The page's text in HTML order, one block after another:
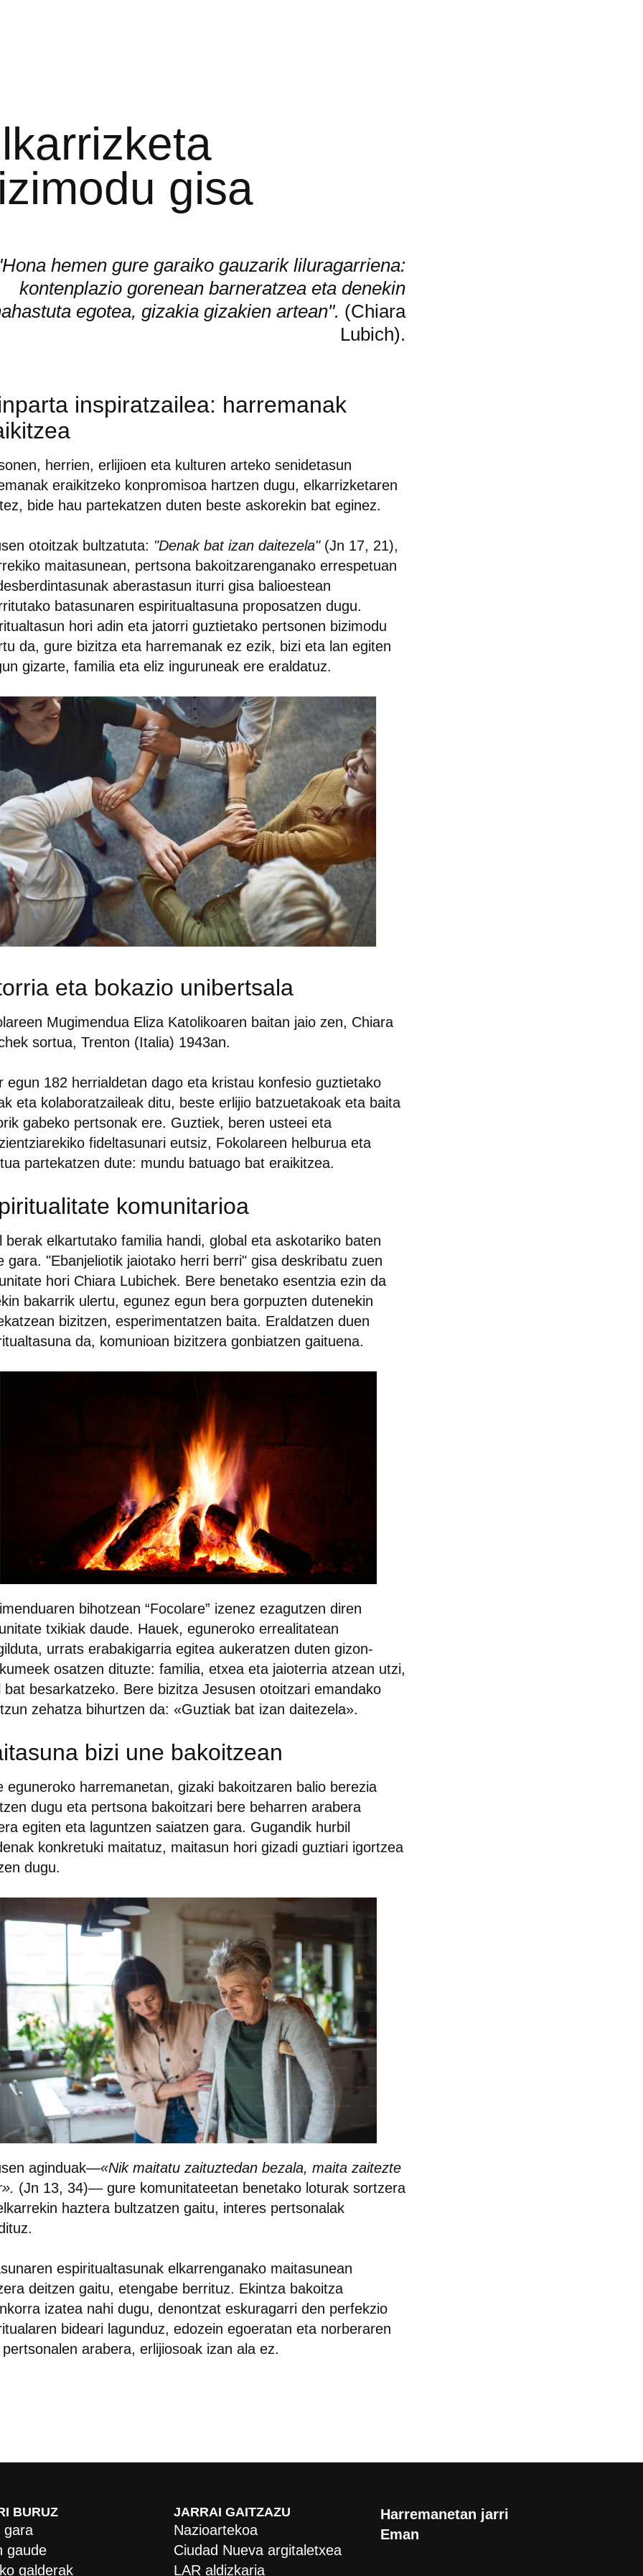
gisa
hemen gure garaiko gauzarik liluragarriena:
kontenplazio gorenean barneratzea eta denekin
egotea, gizakia gizakien artean". (Chiara
Lubich).
inspiratzailea: harremanak
herrien, erlijioen eta kulturen arteko senidetasun
eraikitzeko konpromisoa hartzen dugu, elkarrizketaren
bide hau partekatzen duten beste askorekin bat eginez.
otoitzak bultzatuta: "Denak bat izan daitezela"(Jn 17, 21),
maitasunean, pertsona bakoitzarenganako errespetuan
aberastasun iturri gisa balioestean
batasunaren espiritualtasuna proposatzen dugu.
hori adin eta jatorri guztietako pertsonen bizimodu
da, gure bizitza eta harremanak ez ezik, bizi eta lan egiten
gizarte, familia eta eliz inguruneak ere eraldatuz.
eta bokazio unibertsala
Mugimendua Eliza Katolikoaren baitan jaio zen, Chiara
sortua, Trenton (Italia) 1943an.
egun 182 herrialdetan dago eta kristau konfesio guztietako
eta kolaboratzaileak ditu, beste erlijio batzuetakoak eta baita
gabeko pertsonak ere. Guztiek, beren usteei eta
fideltasunari eutsiz, Fokolareen helburua eta
partekatzen dute: mundu batuago bat eraikitzea.
komunitarioa
berak elkartutako familia handi, global eta askotariko baten
gara. "Ebanjeliotik jaiotako herri berri" gisa deskribatu zuen
hori Chiara Lubichek. Bere benetako esentzia ezin da
bakarrik ulertu, egunez egun bera gorpuzten dutenekin
bizitzen, esperimentatzen baita. Eraldatzen duen
da, komunioan bizitzera gonbiatzen gaituena.
bihotzean “Focolare” izenez ezagutzen diren
txikiak daude. Hauek, eguneroko errealitatean
urrats erabakigarria egitea aukeratzen duten gizon-
osatzen dituzte: familia, etxea eta jaioterria atzean utzi,
bat besarkatzeko. Bere bizitza Jesusen otoitzari emandako
zehatza bihurtzen da: «Guztiak bat izan daitezela».
bizi une bakoitzean
eguneroko harremanetan, gizaki bakoitzaren balio berezia
dugu eta pertsona bakoitzari bere beharren arabera
egiten eta laguntzen saiatzen gara. Gugandik hurbil
konkretuki maitatuz, maitasun hori gizadi guztiari igortzea
dugu.
aginduak—«Nik maitatu zaituztedan bezala, maita zaitezte
(Jn 13, 34)— gure komunitateetan benetako loturak sortzera
haztera bultzatzen gaitu, interes pertsonalak
espiritualtasunak elkarrenganako maitasunean
deitzen gaitu, etengabe berrituz. Ekintza bakoitza
izatea nahi dugu, denontzat eskuragarri den perfekzio
bideari lagunduz, edozein egoeratan eta norberaren
arabera, erlijiosoak izan ala ez.
BURUZ
gara
gaude
galderak
JARRAI GAITZAZU
Nazioartekoa
Ciudad Nueva argitaletxea
LAR aldizkaria
Harremanetan jarri
Eman